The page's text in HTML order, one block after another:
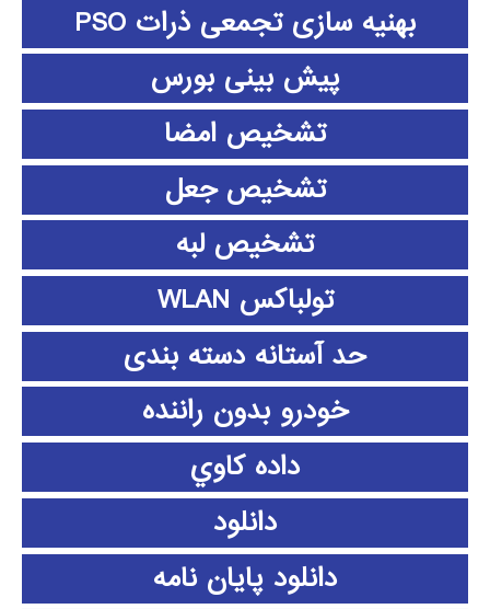
بهنیه سازی تجمعی ذرات PSO
پیش بینی بورس
تشخیص امضا
تشخیص جعل
تشخیص لبه
تولباکس WLAN
حد آستانه دسته بندی
خودرو بدون راننده
داده كاوي
دانلود
دانلود پايان نامه